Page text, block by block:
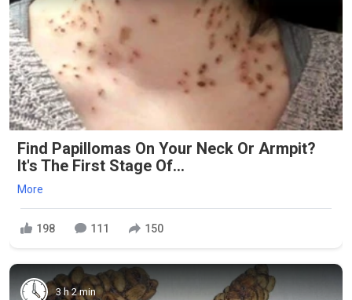
Find Papillomas On Your Neck Or Armpit?
It's The First Stage Of...
More
198 111 150
3 h 2 min